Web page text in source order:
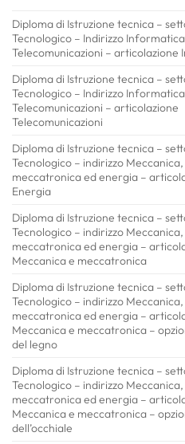
Diploma di Istruzione tecnica –
Tecnologico – Indirizzo
Telecomunicazioni – articolazione
Diploma di Istruzione tecnica –
Tecnologico – Indirizzo
Telecomunicazioni – articolazione
Telecomunicazioni
Diploma di Istruzione tecnica –
Tecnologico – indirizzo Meccanica,
meccatronica ed energia –
Energia
Diploma di Istruzione tecnica –
Tecnologico – indirizzo Meccanica,
meccatronica ed energia –
Meccanica e meccatronica
Diploma di Istruzione tecnica –
Tecnologico – indirizzo Meccanica,
meccatronica ed energia –
Meccanica e meccatronica –
del legno
Diploma di Istruzione tecnica –
Tecnologico – indirizzo Meccanica,
meccatronica ed energia –
Meccanica e meccatronica –
dell’occhiale